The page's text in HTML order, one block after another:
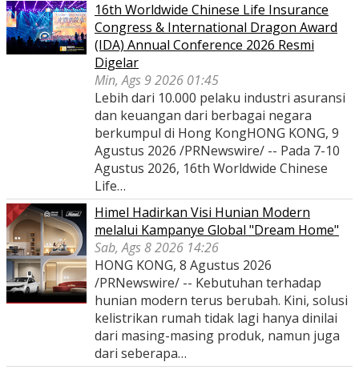
16th Worldwide Chinese Life Insurance
Congress & International Dragon Award
(IDA) Annual Conference 2026 Resmi
Digelar
Min, Ags 9 2026 01:45
Lebih dari 10.000 pelaku industri asuransi
dan keuangan dari berbagai negara
berkumpul di Hong KongHONG KONG, 9
Agustus 2026 /PRNewswire/ -- Pada 7-10
Agustus 2026, 16th Worldwide Chinese
Life…
Himel Hadirkan Visi Hunian Modern
melalui Kampanye Global "Dream Home"
Sab, Ags 8 2026 14:26
HONG KONG, 8 Agustus 2026
/PRNewswire/ -- Kebutuhan terhadap
hunian modern terus berubah. Kini, solusi
kelistrikan rumah tidak lagi hanya dinilai
dari masing-masing produk, namun juga
dari seberapa…